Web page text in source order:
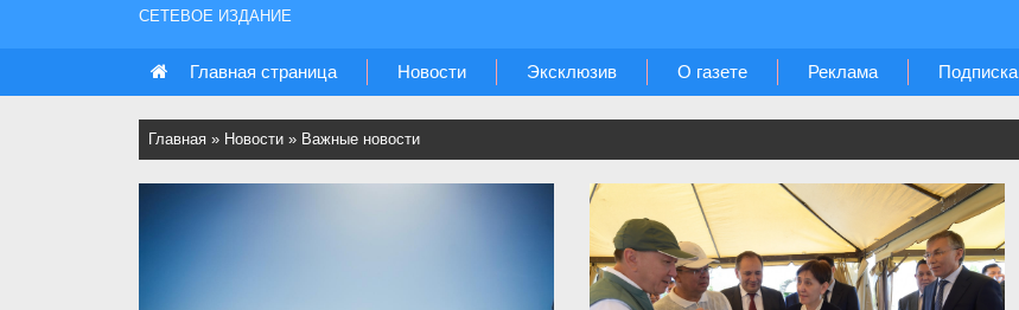
СЕТЕВОЕ ИЗДАНИЕ
Главная страница Новости Эксклюзив О газете Реклама Подписка
Главная » Новости » Важные новости